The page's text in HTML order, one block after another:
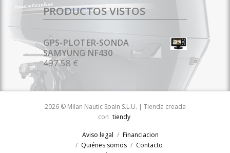
PRODUCTOS VISTOS
GPS-PLOTER-SONDA
SAMYUNG NF430
497.58 €
2026 © Milan Nautic Spain S.L.U. | Tienda creada
con tiendy
Aviso legal
Financiacion
Quiénes somos
Contacto